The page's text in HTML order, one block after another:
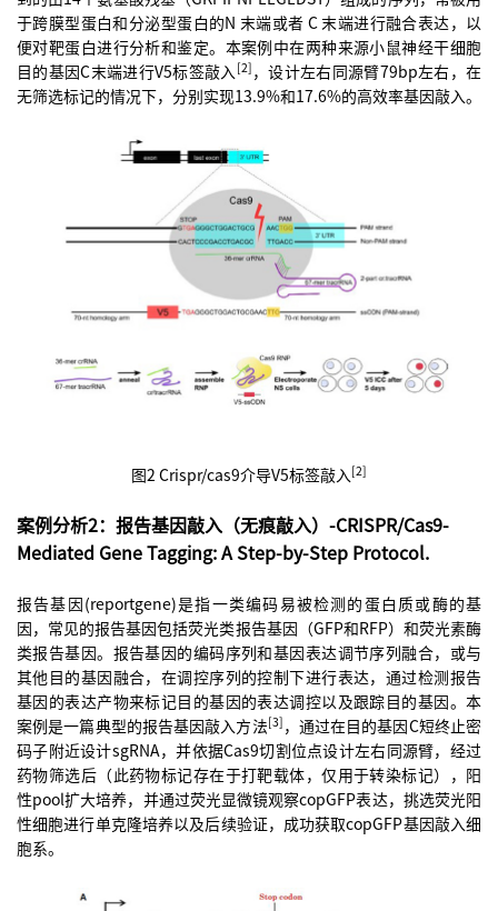
于跨膜型蛋白和分泌型蛋白的N 末端或者 C 末端进行融合表达，以
便对靶蛋白进行分析和鉴定。本案例中在两种来源小鼠神经干细胞
目的基因C末端进行V5标签敲入 [2] ，设计左右同源臂79bp左右，在
无筛选标记的情况下，分别实现13.9%和17.6%的高效率基因敲入。
图2 Crispr/cas9介导V5标签敲入 [2]
案例分析2：报告基因敲入（无痕敲入）-CRISPR/Cas9-
Mediated Gene Tagging: A Step-by-Step Protocol.
报告基因(reportgene)是指一类编码易被检测的蛋白质或酶的基
因，常见的报告基因包括荧光类报告基因（GFP和RFP）和荧光素酶
类报告基因。报告基因的编码序列和基因表达调节序列融合，或与
其他目的基因融合，在调控序列的控制下进行表达，通过检测报告
基因的表达产物来标记目的基因的表达调控以及跟踪目的基因。本
案例是一篇典型的报告基因敲入方法[3] ，通过在目的基因C短终止密
码子附近设计sgRNA，并依据Cas9切割位点设计左右同源臂，经过
药物筛选后（此药物标记存在于打靶载体，仅用于转染标记），阳
性pool扩大培养，并通过荧光显微镜观察copGFP表达，挑选荧光阳
性细胞进行单克隆培养以及后续验证，成功获取copGFP基因敲入细
胞系。